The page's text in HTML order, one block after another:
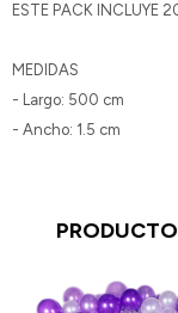
ESTE PACK INCLUYE
MEDIDAS
- Largo: 500 cm
- Ancho: 1.5 cm